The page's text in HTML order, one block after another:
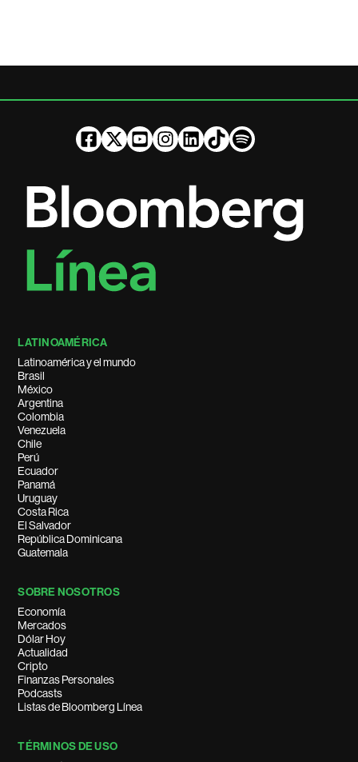
LATINOAMÉRICA
Latinoamérica y el mundo
Brasil
México
Argentina
Colombia
Venezuela
Chile
Perú
Ecuador
Panamá
Uruguay
Costa Rica
El Salvador
República Dominicana
Guatemala
SOBRE NOSOTROS
Economía
Mercados
Dólar Hoy
Actualidad
Cripto
Finanzas Personales
Podcasts
Listas de Bloomberg Línea
TÉRMINOS DE USO